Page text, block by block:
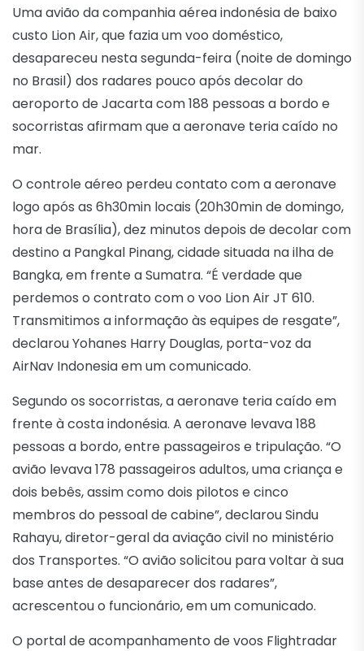
Uma avião da companhia aérea indonésia de baixo
custo Lion Air, que fazia um voo doméstico,
desapareceu nesta segunda-feira (noite de domingo
no Brasil) dos radares pouco após decolar do
aeroporto de Jacarta com 188 pessoas a bordo e
socorristas afirmam que a aeronave teria caído no
mar.
O controle aéreo perdeu contato com a aeronave
logo após as 6h30min locais (20h30min de domingo,
hora de Brasília), dez minutos depois de decolar com
destino a Pangkal Pinang, cidade situada na ilha de
Bangka, em frente a Sumatra. “É verdade que
perdemos o contrato com o voo Lion Air JT 610.
Transmitimos a informação às equipes de resgate”,
declarou Yohanes Harry Douglas, porta-voz da
AirNav Indonesia em um comunicado.
Segundo os socorristas, a aeronave teria caído em
frente à costa indonésia. A aeronave levava 188
pessoas a bordo, entre passageiros e tripulação. “O
avião levava 178 passageiros adultos, uma criança e
dois bebês, assim como dois pilotos e cinco
membros do pessoal de cabine”, declarou Sindu
Rahayu, diretor-geral da aviação civil no ministério
dos Transportes. “O avião solicitou para voltar à sua
base antes de desaparecer dos radares”,
acrescentou o funcionário, em um comunicado.
O portal de acompanhamento de voos Flightradar